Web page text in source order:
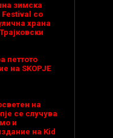
зимска
Festival со
храна
петтото
на SKOPJE
на
се случува
и
на Kid